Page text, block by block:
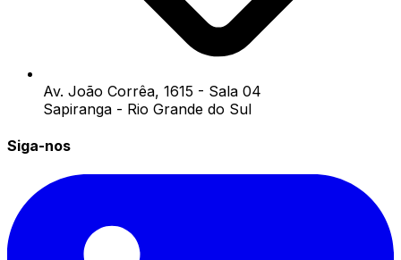
Av. João Corrêa, 1615 - Sala 04
Sapiranga - Rio Grande do Sul
Siga-nos